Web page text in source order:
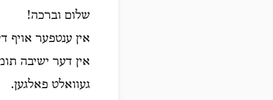
שלום וברכה!
אין ענטפער אויף
אין דער ישיבה
געוואלט פאלגען.